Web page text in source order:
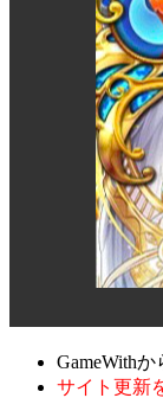
GameWith
サイト更新